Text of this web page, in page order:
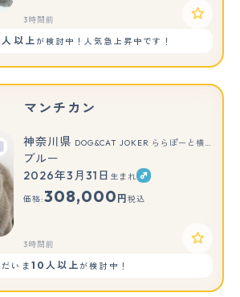
3時間前
以上が検討中！人気急上昇中です！
マンチカン
もっと見る
神奈川県
ブルー
2026年3月31日 生まれ
価格:308,000 円税込
3時間前
だいま 10人以上が検討中！